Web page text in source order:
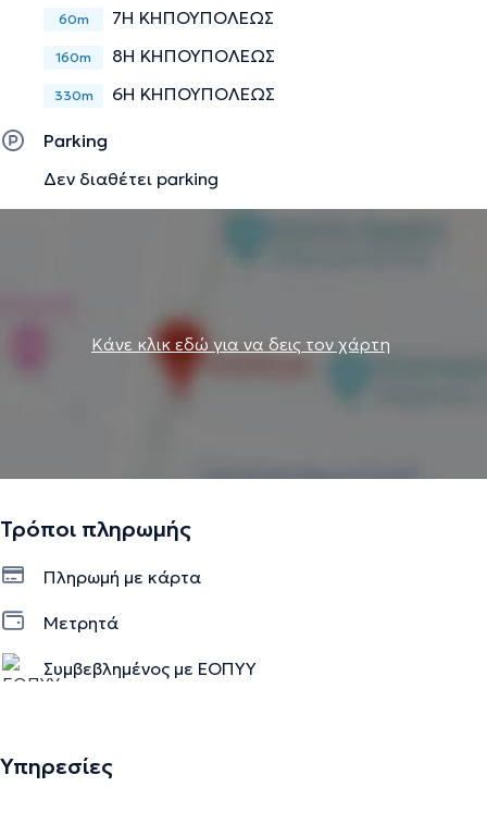
60m 7Η ΚΗΠΟΥΠΟΛΕΩΣ
160m 8Η ΚΗΠΟΥΠΟΛΕΩΣ
330m 6Η ΚΗΠΟΥΠΟΛΕΩΣ
Parking
Δεν διαθέτει parking
Κάνε κλικ εδώ για να δεις τον χάρτη
Τρόποι πληρωμής
Πληρωμή με κάρτα
Μετρητά
Συμβεβλημένος με ΕΟΠΥΥ
Υπηρεσίες